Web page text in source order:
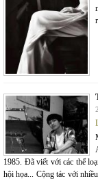
1985. Đã viết với các thể
hội họa... Cộng tác với